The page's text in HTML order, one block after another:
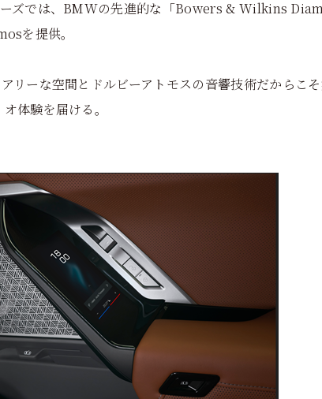
ズでは、BMWの先進的な「Bowers & Wilkins
を提供。
リーな空間とドルビーアトモスの音響技術だからこ
体験を届ける。